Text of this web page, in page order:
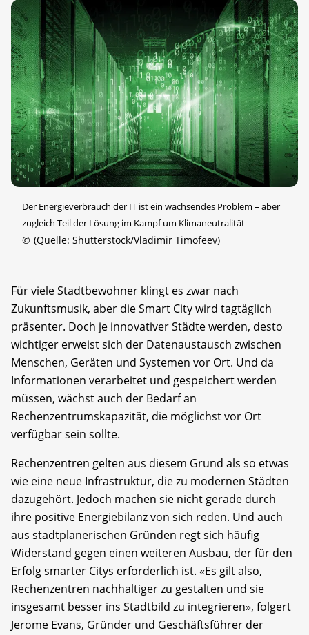
Der Energie­verbrauch der IT ist ein wachsendes Problem – aber
zugleich Teil der Lösung im Kampf um Klimaneutralität
© (Quelle: Shutterstock/Vladimir Timofeev)
Für viele Stadtbewohner klingt es zwar nach
Zukunftsmusik, aber die Smart City wird tagtäglich
präsenter. Doch je innovativer Städte werden, desto
wichtiger erweist sich der Datenaustausch zwischen
Menschen, Geräten und Systemen vor Ort. Und da
Informationen verarbeitet und gespeichert werden
müssen, wächst auch der Bedarf an
Rechenzentrumskapazität, die möglichst vor Ort
verfügbar sein sollte.
Rechenzentren gelten aus diesem Grund als so etwas
wie eine neue Infrastruktur, die zu modernen Städten
dazugehört. Jedoch machen sie nicht gerade durch
ihre positive Energiebilanz von sich reden. Und auch
aus stadtplanerischen Gründen regt sich häufig
Widerstand gegen einen weiteren Ausbau, der für den
Erfolg smarter Citys erforderlich ist. «Es gilt also,
Rechenzentren nachhaltiger zu gestalten und sie
insgesamt besser ins Stadtbild zu integrieren», folgert
Jerome Evans, Gründer und Geschäftsführer der